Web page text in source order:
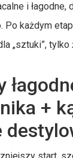
i łagodne,
Po każdym
„sztuki”,
+